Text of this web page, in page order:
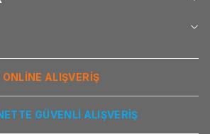
ONLİNE ALIŞVERİŞ
GÜVENLİ ALIŞVERİŞ